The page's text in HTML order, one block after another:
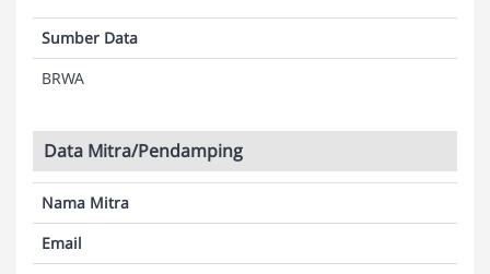
Sumber Data
BRWA
Data Mitra/Pendamping
Nama Mitra
Email